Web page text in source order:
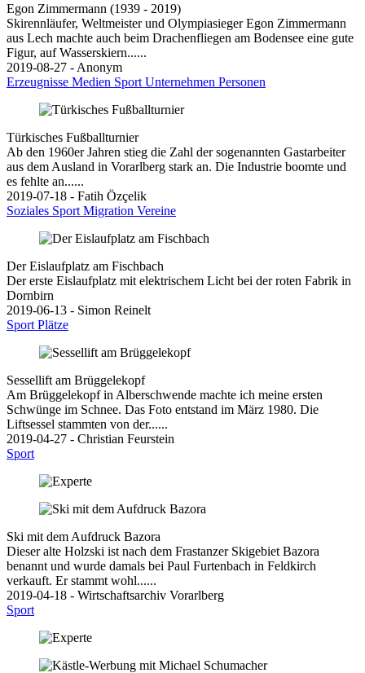
Egon Zimmermann (1939 - 2019)
Skirennläufer, Weltmeister und Olympiasieger Egon Zimmermann
aus Lech machte auch beim Drachenfliegen am Bodensee eine gute
Figur, auf Wasserskiern......
2019-08-27 - Anonym
Erzeugnisse Medien Sport Unternehmen Personen
Türkisches Fußballturnier
Ab den 1960er Jahren stieg die Zahl der sogenannten Gastarbeiter
aus dem Ausland in Vorarlberg stark an. Die Industrie boomte und
es fehlte an......
2019-07-18 - Fatih Özçelik
Soziales Sport Migration Vereine
Der Eislaufplatz am Fischbach
Der erste Eislaufplatz mit elektrischem Licht bei der roten Fabrik in
Dornbirn
2019-06-13 - Simon Reinelt
Sport Plätze
Sessellift am Brüggelekopf
Am Brüggelekopf in Alberschwende machte ich meine ersten
Schwünge im Schnee. Das Foto entstand im März 1980. Die
Liftsessel stammten von der......
2019-04-27 - Christian Feurstein
Sport
Ski mit dem Aufdruck Bazora
Dieser alte Holzski ist nach dem Frastanzer Skigebiet Bazora
benannt und wurde damals bei Paul Furtenbach in Feldkirch
verkauft. Er stammt wohl......
2019-04-18 - Wirtschaftsarchiv Vorarlberg
Sport